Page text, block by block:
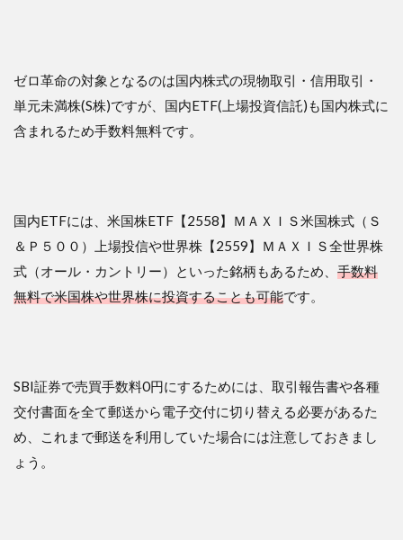
ゼロ革命の対象となるのは国内株式の現物取引・信用取引・
単元未満株(S株)ですが、国内ETF(上場投資信託)も国内株式に
含まれるため手数料無料です。
国内ETFには、米国株ETF【2558】ＭＡＸＩＳ米国株式（Ｓ
＆Ｐ５００）上場投信や世界株【2559】ＭＡＸＩＳ全世界株
式（オール・カントリー）といった銘柄もあるため、 手数料
無料で米国株や世界株に投資することも可能です。
SBI証券で売買手数料0円にするためには、取引報告書や各種
交付書面を全て郵送から電子交付に切り替える必要があるた
め、これまで郵送を利用していた場合には注意しておきまし
ょう。